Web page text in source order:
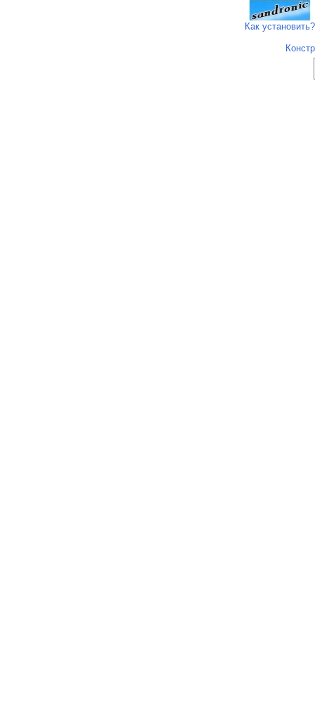
Как установить?